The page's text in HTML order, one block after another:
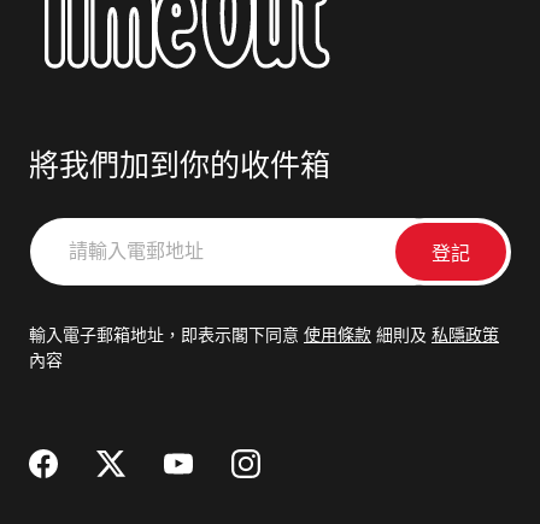
將我們加到你的收件箱
請
輸
郵
輸入電子郵箱地址，即表示閣下同意 使用條款 細則及 私隱政策
內容